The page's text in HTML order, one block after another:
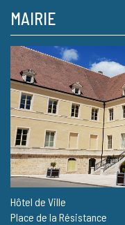
MAIRIE
Hôtel de Ville
Place de la Résistance